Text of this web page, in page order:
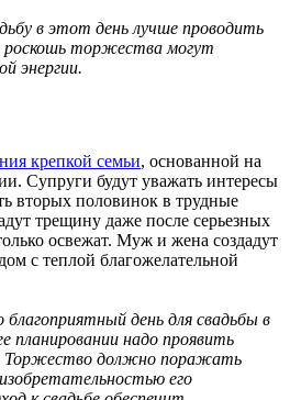
в этот день лучше проводить
торжества могут
энергии.
крепкой семьи, основанной на
Супруги будут уважать интересы
вторых половинок в трудные
трещину даже после серьезных
освежат. Муж и жена создадут
с теплой благожелательной
благоприятный день для свадьбы в
планировании надо проявить
Торжество должно поражать
его